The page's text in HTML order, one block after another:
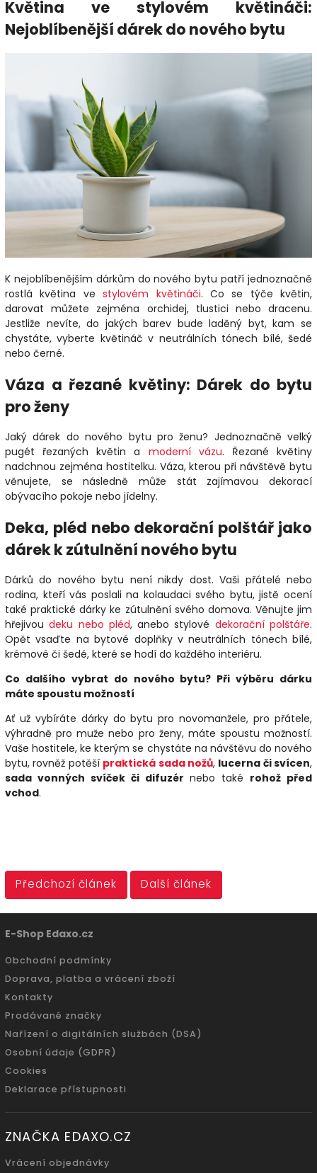
Květina ve stylovém květináči:
Nejoblíbenější dárek do nového bytu
K nejoblíbenějším dárkům do nového bytu patří jednoznačně
rostlá květina vestylovém květináči. Co se týče květin,
darovat můžete zejména orchidej, tlustici nebo dracenu.
Jestliže nevíte, do jakých barev bude laděný byt, kam se
chystáte, vyberte květináč v neutrálních tónech bílé, šedé
nebo černé.
Váza a řezané květiny: Dárek do bytu
pro ženy
Jaký dárek do nového bytu pro ženu? Jednoznačně velký
pugét řezaných květin a moderní vázu. Řezané květiny
nadchnou zejména hostitelku. Váza, kterou při návštěvě bytu
věnujete, se následně může stát zajímavou dekorací
obývacího pokoje nebo jídelny.
Deka, pléd nebo dekorační polštář jako
dárek k zútulnění nového bytu
Dárků do nového bytu není nikdy dost. Vaši přátelé nebo
rodina, kteří vás poslali na kolaudaci svého bytu, jistě ocení
také praktické dárky ke zútulnění svého domova. Věnujte jim
hřejivoudeku nebo pléd, anebo stylové dekorační polštáře.
Opět vsaďte na bytové doplňky v neutrálních tónech bílé,
krémové či šedé, které se hodí do každého interiéru.
Co dalšího vybrat do nového bytu? Při výběru dárku
máte spoustu možností
Ať už vybíráte dárky do bytu pro novomanžele, pro přátele,
výhradně pro muže nebo pro ženy, máte spoustu možností.
Vaše hostitele, ke kterým se chystáte na návštěvu do nového
bytu, rovněž potěší praktická sada nožů, lucerna či svícen,
sada vonných svíček či difuzér nebo také rohož před
vchod.
Předchozí článek Další článek
E-Shop Edaxo.cz
Obchodní podmínky
Doprava, platba a vrácení zboží
Kontakty
Prodávané značky
Nařízení o digitálních službách (DSA)
Osobní údaje (GDPR)
Cookies
Deklarace přístupnosti
ZNAČKA EDAXO.CZ
Vrácení objednávky